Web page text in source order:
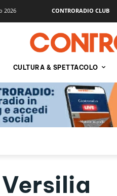
2026 CONTRORADIO CLUB
CULTURA & SPETTACOLO